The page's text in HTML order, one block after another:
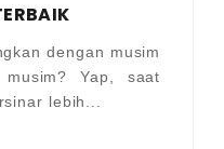
dengan musim
Yap, saat
lebih...